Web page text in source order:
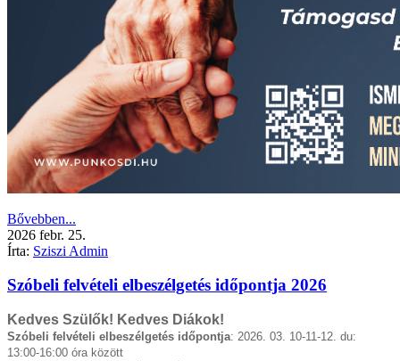
Bővebben...
2026 febr. 25.
Írta: Sziszi Admin
Szóbeli felvételi elbeszélgetés időpontja 2026
Kedves Szülők! Kedves Diákok!
Szóbeli felvételi elbeszélgetés időpontja: 2026. 03. 10-11-12. du:
13:00-16:00 óra között